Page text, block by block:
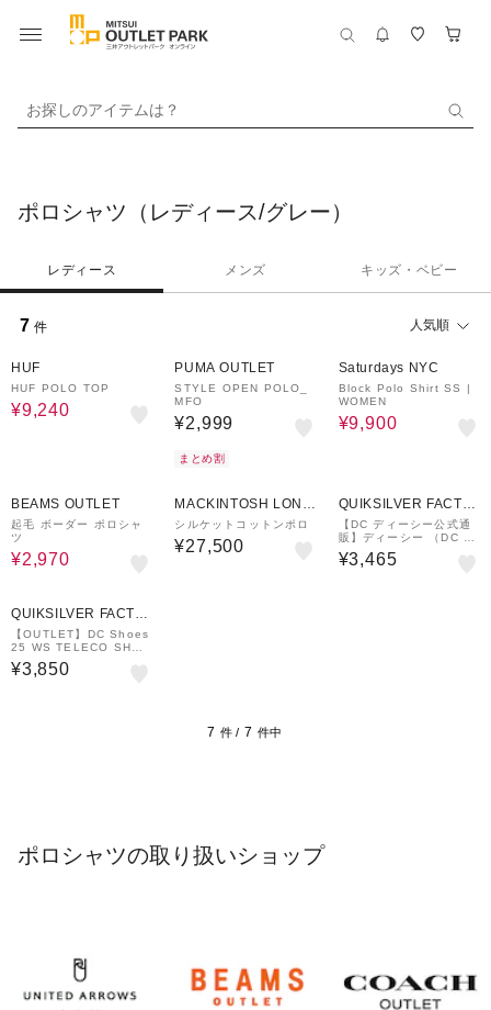
お探しのアイテムは？
ポロシャツ（レディース/グレー）
レディース メンズ キッズ・ベビー
7 件 人気順
HUF
HUF POLO TOP
¥9,240
PUMA OUTLET
STYLE OPEN POLO_
MFO
¥2,999
まとめ割
Saturdays NYC
Block Polo Shirt SS |
WOMEN
¥9,900
BEAMS OUTLET
起毛 ボーダー ポロシャ
ツ
¥2,970
MACKINTOSH LOND
ON
シルケットコットンポロ
¥27,500
QUIKSILVER FACTO
RY OUTLET STORE
【DC ディーシー公式通
販】ディーシー （DC S
HOES）【OUTLET】D
C Shoes 25 WS TELE
¥3,465
QUIKSILVER FACTO
RY OUTLET STORE
【OUTLET】DC Shoes
25 WS TELECO SHOR
T POLO LS ウィメンズ
ポロシャツ
¥3,850
7 件 / 7 件中
ポロシャツの取り扱いショップ